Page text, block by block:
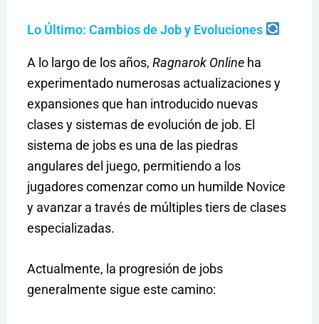
Lo Último: Cambios de Job y Evoluciones
A lo largo de los años, Ragnarok Onlineha
experimentado numerosas actualizaciones y
expansiones que han introducido nuevas
clases y sistemas de evolución de job. El
sistema de jobs es una de las piedras
angulares del juego, permitiendo a los
jugadores comenzar como un humilde Novice
y avanzar a través de múltiples tiers de clases
especializadas.
Actualmente, la progresión de jobs
generalmente sigue este camino: